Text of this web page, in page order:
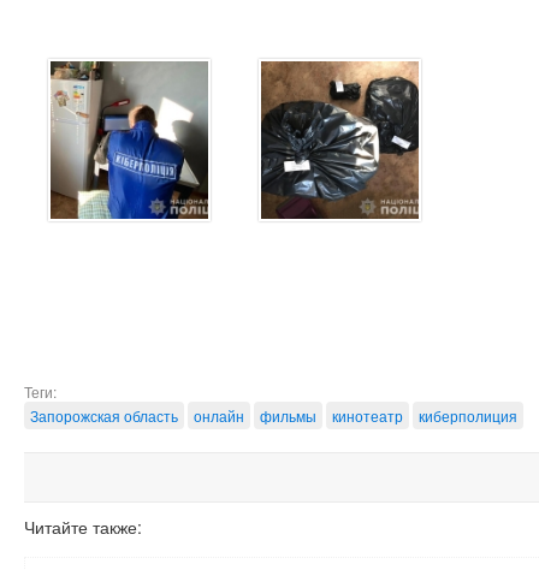
Теги:
Запорожская область
онлайн фильмы кинотеатр киберполиция
Читайте также: